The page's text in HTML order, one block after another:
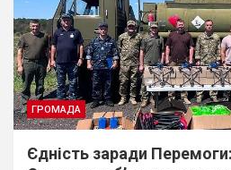
ГРОМАДА
Єдність заради